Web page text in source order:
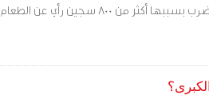
مجلس الوزراء الأزمة الإنسانية المستفحلة التي يضرب بسببها أكثر من 800 سجين رأي عن الطعام